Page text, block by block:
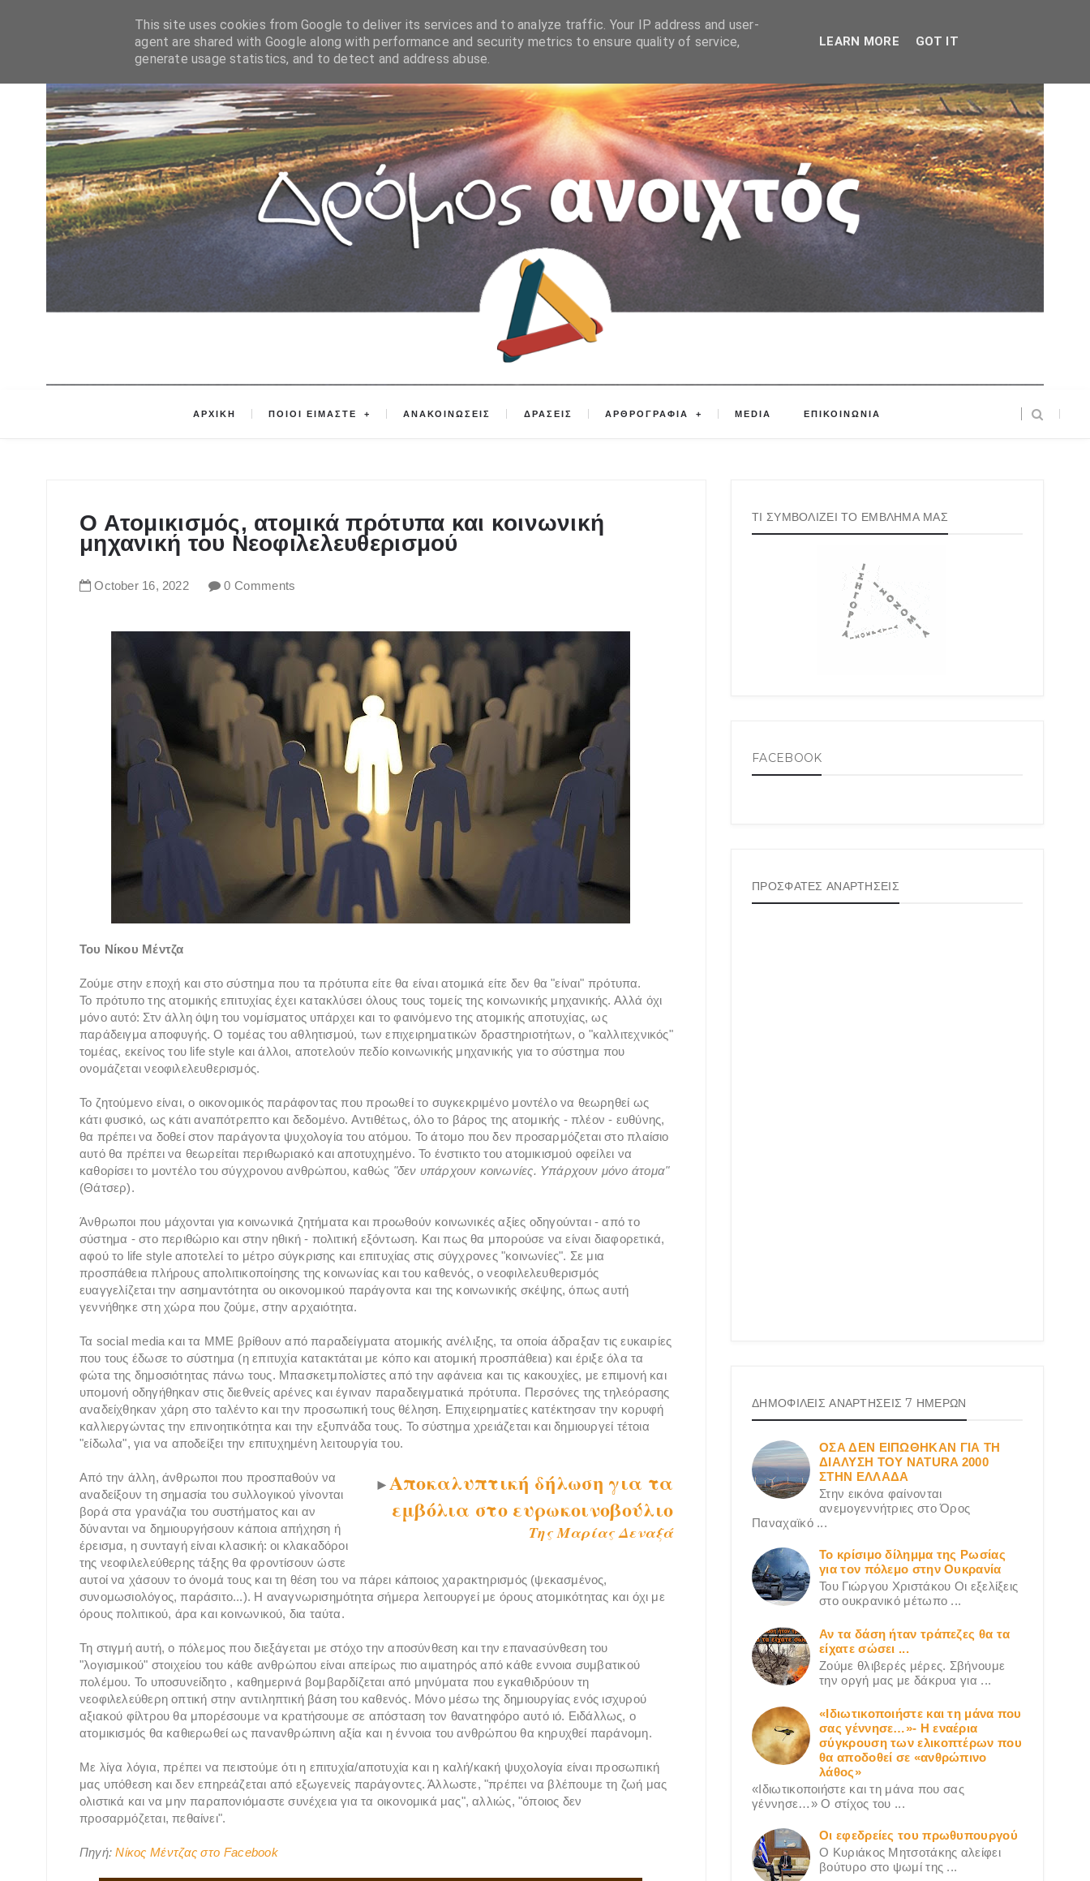
ΑΡΧΙΚΗ ΠΟΙΟΙ ΕΙΜΑΣΤΕ ΑΝΑΚΟΙΝΩΣΕΙΣ ΔΡΑΣΕΙΣ ΑΡΘΡΟΓΡΑΦΙΑ MEDIA ΕΠΙΚΟΙΝΩΝΙΑ
Ο Ατομικισμός, ατομικά πρότυπα και κοινωνική
μηχανική του Νεοφιλελευθερισμού
October 16, 2022 0 Comments
Του Νίκου Μέντζα
Ζούμε στην εποχή και στο σύστημα που τα πρότυπα είτε θα είναι ατομικά είτε δεν θα "είναι" πρότυπα.
Το πρότυπο της ατομικής επιτυχίας έχει κατακλύσει όλους τους τομείς της κοινωνικής μηχανικής. Αλλά όχι
μόνο αυτό: Στν άλλη όψη του νομίσματος υπάρχει και το φαινόμενο της ατομικής αποτυχίας, ως
παράδειγμα αποφυγής. Ο τομέας του αθλητισμού, των επιχειρηματικών δραστηριοτήτων, ο "καλλιτεχνικός"
τομέας, εκείνος του life style και άλλοι, αποτελούν πεδίο κοινωνικής μηχανικής για το σύστημα που
ονομάζεται νεοφιλελευθερισμός.
Το ζητούμενο είναι, ο οικονομικός παράφοντας που προωθεί το συγκεκριμένο μοντέλο να θεωρηθεί ως
κάτι φυσικό, ως κάτι αναπότρεπτο και δεδομένο. Αντιθέτως, όλο το βάρος της ατομικής - πλέον - ευθύνης,
θα πρέπει να δοθεί στον παράγοντα ψυχολογία του ατόμου. Το άτομο που δεν προσαρμόζεται στο πλαίσιο
αυτό θα πρέπει να θεωρείται περιθωριακό και αποτυχημένο. Το ένστικτο του ατομικισμού οφείλει να
καθορίσει το μοντέλο του σύγχρονου ανθρώπου, καθώς "δεν υπάρχουν κοινωνίες. Υπάρχουν μόνο άτομα"
(Θάτσερ).
Άνθρωποι που μάχονται για κοινωνικά ζητήματα και προωθούν κοινωνικές αξίες οδηγούνται - από το
σύστημα - στο περιθώριο και στην ηθική - πολιτική εξόντωση. Και πως θα μπορούσε να είναι διαφορετικά,
αφού το life style αποτελεί το μέτρο σύγκρισης και επιτυχίας στις σύγχρονες "κοινωνίες". Σε μια
προσπάθεια πλήρους απολιτικοποίησης της κοινωνίας και του καθενός, ο νεοφιλελευθερισμός
ευαγγελίζεται την ασημαντότητα ου οικονομικού παράγοντα και της κοινωνικής σκέψης, όπως αυτή
γεννήθηκε στη χώρα που ζούμε, στην αρχαιότητα.
Τα social media και τα ΜΜΕ βρίθουν από παραδείγματα ατομικής ανέλιξης, τα οποία άδραξαν τις ευκαιρίες
που τους έδωσε το σύστημα (η επιτυχία κατακτάται με κόπο και ατομική προσπάθεια) και έριξε όλα τα
φώτα της δημοσιότητας πάνω τους. Μπασκετμπολίστες από την αφάνεια και τις κακουχίες, με επιμονή και
υπομονή οδηγήθηκαν στις διεθνείς αρένες και έγιναν παραδειγματικά πρότυπα. Περσόνες της τηλεόρασης
αναδείχθηκαν χάρη στο ταλέντο και την προσωπική τους θέληση. Επιχειρηματίες κατέκτησαν την κορυφή
καλλιεργώντας την επινοητικότητα και την εξυπνάδα τους. Το σύστημα χρειάζεται και δημιουργεί τέτοια
"είδωλα", για να αποδείξει την επιτυχημένη λειτουργία του.
►Αποκαλυπτική δήλωση για τα
εμβόλια στο ευρωκοινοβούλιο
Της Μαρίας Δεναξά
Από την άλλη, άνθρωποι που προσπαθούν να
αναδείξουν τη σημασία του συλλογικού γίνονται
βορά στα γρανάζια του συστήματος και αν
δύνανται να δημιουργήσουν κάποια απήχηση ή
έρεισμα, η συνταγή είναι κλασική: οι κλακαδόροι
της νεοφιλελεύθερης τάξης θα φροντίσουν ώστε
αυτοί να χάσουν το όνομά τους και τη θέση του να πάρει κάποιος χαρακτηρισμός (ψεκασμένος,
συνομωσιολόγος, παράσιτο...). Η αναγνωρισημότητα σήμερα λειτουργεί με όρους ατομικότητας και όχι με
όρους πολιτικού, άρα και κοινωνικού, δια ταύτα.
Τη στιγμή αυτή, ο πόλεμος που διεξάγεται με στόχο την αποσύνθεση και την επανασύνθεση του
"λογισμικού" στοιχείου του κάθε ανθρώπου είναι απείρως πιο αιματηρός από κάθε εννοια συμβατικού
πολέμου. Το υποσυνείδητο , καθημερινά βομβαρδίζεται από μηνύματα που εγκαθιδρύουν τη
νεοφιλελεύθερη οπτική στην αντιληπτική βάση του καθενός. Μόνο μέσω της δημιουργίας ενός ισχυρού
αξιακού φίλτρου θα μπορέσουμε να κρατήσουμε σε απόσταση τον θανατηφόρο αυτό ιό. Ειδάλλως, ο
ατομικισμός θα καθιερωθεί ως πανανθρώπινη αξία και η έννοια του ανθρώπου θα κηρυχθεί παράνομη.
Με λίγα λόγια, πρέπει να πειστούμε ότι η επιτυχία/αποτυχία και η καλή/κακή ψυχολογία είναι προσωπική
μας υπόθεση και δεν επηρεάζεται από εξωγενείς παράγοντες. Άλλωστε, "πρέπει να βλέπουμε τη ζωή μας
ολιστικά και να μην παραπονιόμαστε συνέχεια για τα οικονομικά μας", αλλιώς, "όποιος δεν
προσαρμόζεται, πεθαίνει".
Πηγή:Νίκος Μέντζας​ στο Facebook
ΤΙ ΣΥΜΒΟΛΙΖΕΙ ΤΟ ΕΜΒΛΗΜΑ ΜΑΣ
FACEBOOK
ΠΡΟΣΦΑΤΕΣ ΑΝΑΡΤΗΣΕΙΣ
ΔΗΜΟΦΙΛΕΙΣ ΑΝΑΡΤΗΣΕΙΣ 7 ΗΜΕΡΩΝ
ΟΣΑ ΔΕN ΕΙΠΩΘΗΚΑΝ ΓΙΑ ΤΗ
ΔΙΑΛΥΣΗ ΤΟΥ NATURA 2000
ΣΤΗΝ ΕΛΛΑΔΑ
Στην εικόνα φαίνονται
ανεμογεννήτριες στο Όρος
Παναχαϊκό ...
Το κρίσιμο δίλημμα της Ρωσίας
για τον πόλεμο στην Ουκρανία
Του Γιώργου Χριστάκου Οι εξελίξεις
στο ουκρανικό μέτωπο ...
Αν τα δάση ήταν τράπεζες θα τα
είχατε σώσει ...
Ζούμε θλιβερές μέρες. Σβήνουμε
την οργή μας με δάκρυα για ...
«Ιδιωτικοποιήστε και τη μάνα που
σας γέννησε…»- Η εναέρια
σύγκρουση των ελικοπτέρων που
θα αποδοθεί σε «ανθρώπινο
λάθος»
«Ιδιωτικοποιήστε και τη μάνα που σας
γέννησε…» Ο στίχος του ...
Οι εφεδρείες του πρωθυπουργού
Ο Κυριάκος Μητσοτάκης αλείφει
βούτυρο στο ψωμί της ...
This site uses cookies from Google to deliver its services and to analyze traffic. Your IP address and user-
agent are shared with Google along with performance and security metrics to ensure quality of service,
generate usage statistics, and to detect and address abuse.
LEARN MORE GOT IT